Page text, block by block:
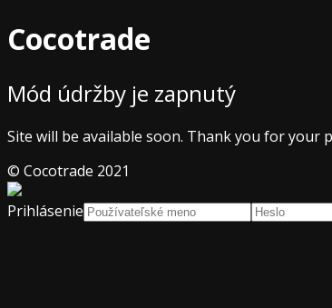
Cocotrade
Mód údržby je zapnutý
Site will be available soon. Thank you for your
© Cocotrade 2021
Prihlásenie